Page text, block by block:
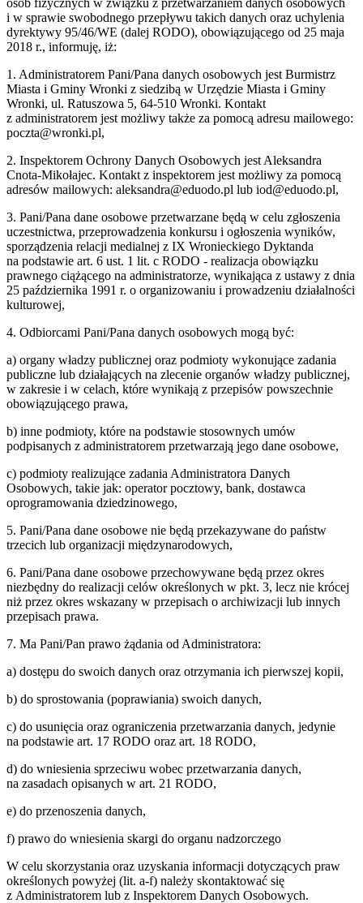
i w sprawie swobodnego przepływu takich danych oraz uchylenia
dyrektywy 95/46/WE (dalej RODO), obowiązującego od 25 maja
2018 r., informuję, iż:
1. Administratorem Pani/Pana danych osobowych jest Burmistrz
Miasta i Gminy Wronki z siedzibą w Urzędzie Miasta i Gminy
Wronki, ul. Ratuszowa 5, 64-510 Wronki. Kontakt
z administratorem jest możliwy także za pomocą adresu mailowego:
poczta@wronki.pl,
2. Inspektorem Ochrony Danych Osobowych jest Aleksandra
Cnota-Mikołajec. Kontakt z inspektorem jest możliwy za pomocą
adresów mailowych: aleksandra@eduodo.pl lub iod@eduodo.pl,
3. Pani/Pana dane osobowe przetwarzane będą w celu zgłoszenia
uczestnictwa, przeprowadzenia konkursu i ogłoszenia wyników,
sporządzenia relacji medialnej z IX Wronieckiego Dyktanda
na podstawie art. 6 ust. 1 lit. c RODO - realizacja obowiązku
prawnego ciążącego na administratorze, wynikająca z ustawy z dnia
25 października 1991 r. o organizowaniu i prowadzeniu działalności
kulturowej,
4. Odbiorcami Pani/Pana danych osobowych mogą być:
a) organy władzy publicznej oraz podmioty wykonujące zadania
publiczne lub działających na zlecenie organów władzy publicznej,
w zakresie i w celach, które wynikają z przepisów powszechnie
obowiązującego prawa,
b) inne podmioty, które na podstawie stosownych umów
podpisanych z administratorem przetwarzają jego dane osobowe,
c) podmioty realizujące zadania Administratora Danych
Osobowych, takie jak: operator pocztowy, bank, dostawca
oprogramowania dziedzinowego,
5. Pani/Pana dane osobowe nie będą przekazywane do państw
trzecich lub organizacji międzynarodowych,
6. Pani/Pana dane osobowe przechowywane będą przez okres
niezbędny do realizacji celów określonych w pkt. 3, lecz nie krócej
niż przez okres wskazany w przepisach o archiwizacji lub innych
przepisach prawa.
7. Ma Pani/Pan prawo żądania od Administratora:
a) dostępu do swoich danych oraz otrzymania ich pierwszej kopii,
b) do sprostowania (poprawiania) swoich danych,
c) do usunięcia oraz ograniczenia przetwarzania danych, jedynie
na podstawie art. 17 RODO oraz art. 18 RODO,
d) do wniesienia sprzeciwu wobec przetwarzania danych,
na zasadach opisanych w art. 21 RODO,
e) do przenoszenia danych,
f) prawo do wniesienia skargi do organu nadzorczego
W celu skorzystania oraz uzyskania informacji dotyczących praw
określonych powyżej (lit. a-f) należy skontaktować się
z Administratorem lub z Inspektorem Danych Osobowych.